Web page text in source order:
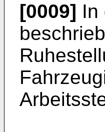
[0009] In